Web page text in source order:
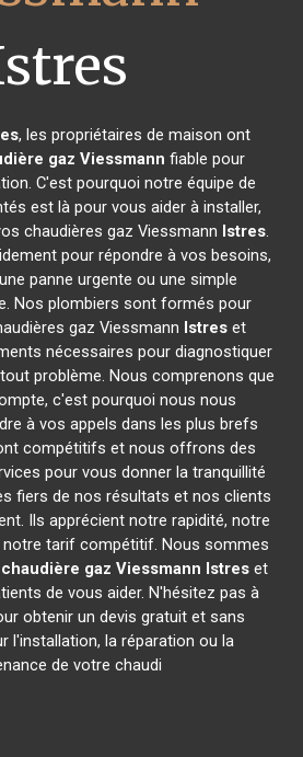
, les propriétaires de maison ont
gaz Viessmann fiable pour
C'est pourquoi notre équipe de
est là pour vous aider à installer,
chaudières gaz Viessmann Istres.
pour répondre à vos besoins,
panne urgente ou une simple
Nos plombiers sont formés pour
gaz Viessmann Istres et
nécessaires pour diagnostiquer
problème. Nous comprenons que
c'est pourquoi nous nous
à vos appels dans les plus brefs
compétitifs et nous offrons des
pour vous donner la tranquillité
fiers de nos résultats et nos clients
Ils apprécient notre rapidité, notre
tarif compétitif. Nous sommes
chaudière gaz Viessmann Istreset
de vous aider. N'hésitez pas à
obtenir un devis gratuit et sans
l'installation, la réparation ou la
de votre chaudi